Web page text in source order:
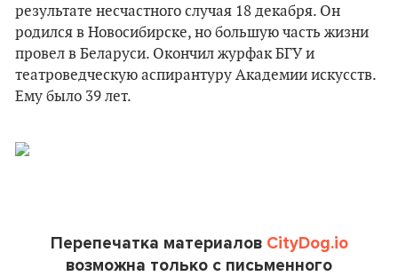
результате несчастного случая 18 декабря. Он
родился в Новосибирске, но большую часть жизни
провел в Беларуси. Окончил журфак БГУ и
театроведческую аспирантуру Академии искусств.
Ему было 39 лет.
Перепечатка материалов CityDog.io
возможна только с письменного